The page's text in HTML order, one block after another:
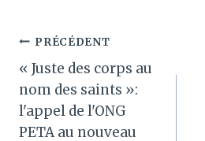
Navigation
de
l’article
PRÉCÉDENT
« Juste des corps au
nom des saints »:
l'appel de l'ONG
PETA au nouveau